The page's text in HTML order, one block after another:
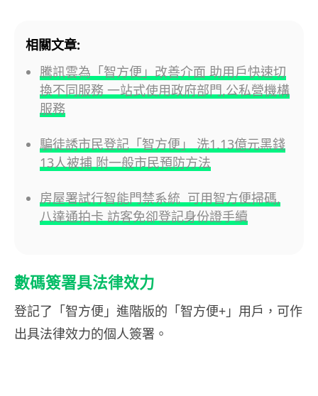
相關文章:
騰訊雲為「智方便」改善介面 助用戶快速切
換不同服務 一站式使用政府部門,公私營機構
服務
騙徒誘市民登記「智方便」 洗1.13億元黑錢
13人被捕 附一般市民預防方法
房屋署試行智能門禁系統 可用智方便掃碼,
八達通拍卡 訪客免卻登記身份證手續
數碼簽署具法律效力
登記了「智方便」進階版的「智方便+」用戶，可作
出具法律效力的個人簽署。